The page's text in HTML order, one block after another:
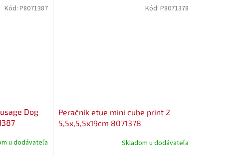
Dog
u dodávateľa
Kód: P8071387
Peračník etue mini cube print 2
5,5x,5,5x19cm 8071378
Skladom u dodávateľa
Kód: P8071378